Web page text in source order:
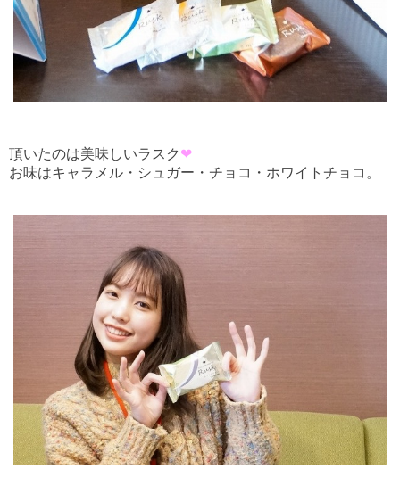
頂いたのは美味しいラスク ❤
お味はキャラメル・シュガー・チョコ・ホワイトチョコ。